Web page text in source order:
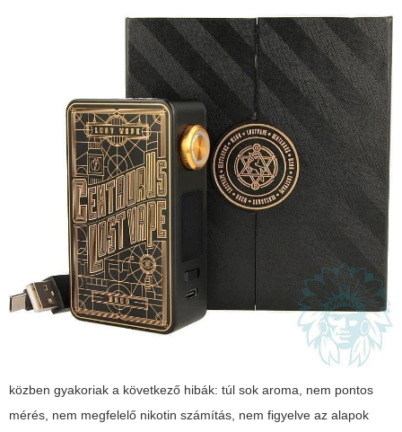
közben gyakoriak a következő hibák: túl sok aroma, nem pontos
mérés, nem megfelelő nikotin számítás, nem figyelve az alapok